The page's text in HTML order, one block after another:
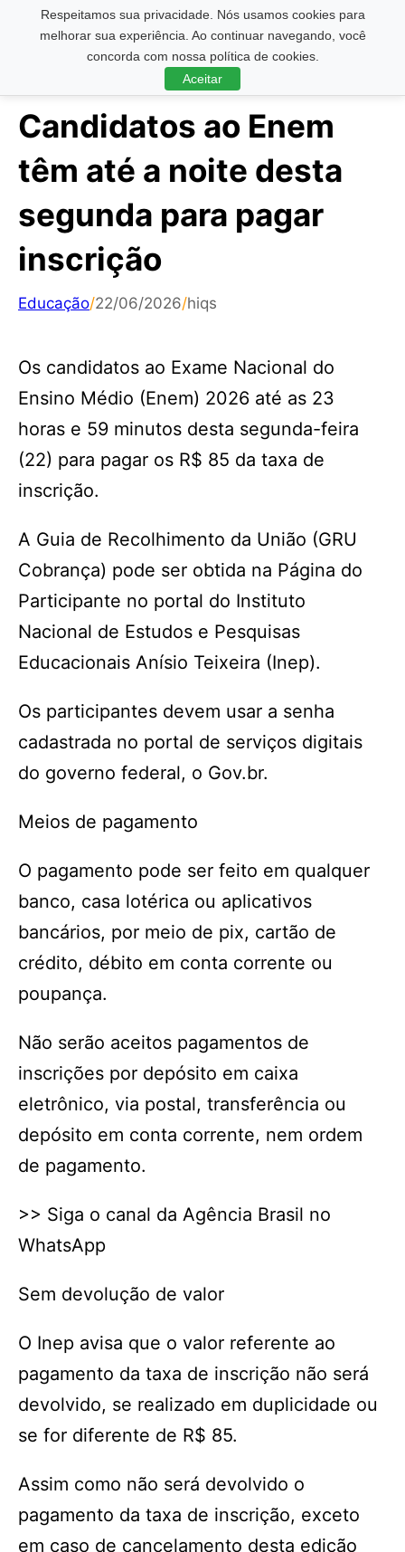
Respeitamos sua privacidade. Nós usamos cookies para
melhorar sua experiência. Ao continuar navegando, você
concorda com nossa política de cookies.
Aceitar
Pesquisar ...
Candidatos ao Enem
têm até a noite desta
segunda para pagar
inscrição
Educação/22/06/2026/hiqs
Os candidatos ao Exame Nacional do
Ensino Médio (Enem) 2026 até as 23
horas e 59 minutos desta segunda-feira
(22) para pagar os R$ 85 da taxa de
inscrição.
A Guia de Recolhimento da União (GRU
Cobrança) pode ser obtida na Página do
Participante no portal do Instituto
Nacional de Estudos e Pesquisas
Educacionais Anísio Teixeira (Inep).
Os participantes devem usar a senha
cadastrada no portal de serviços digitais
do governo federal, o Gov.br.
Meios de pagamento
O pagamento pode ser feito em qualquer
banco, casa lotérica ou aplicativos
bancários, por meio de pix, cartão de
crédito, débito em conta corrente ou
poupança.
Não serão aceitos pagamentos de
inscrições por depósito em caixa
eletrônico, via postal, transferência ou
depósito em conta corrente, nem ordem
de pagamento.
>> Siga o canal da Agência Brasil no
WhatsApp
Sem devolução de valor
O Inep avisa que o valor referente ao
pagamento da taxa de inscrição não será
devolvido, se realizado em duplicidade ou
se for diferente de R$ 85.
Assim como não será devolvido o
pagamento da taxa de inscrição, exceto
em caso de cancelamento desta edição